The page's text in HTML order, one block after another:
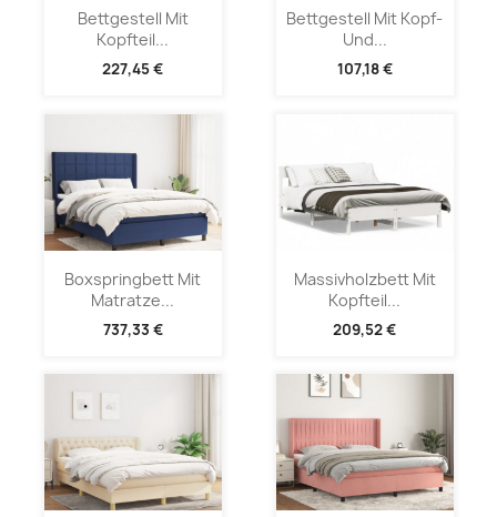
Bettgestell Mit
Kopfteil...
227,45 €
Bettgestell Mit Kopf-
Und...
107,18 €
Boxspringbett Mit
Matratze...
737,33 €
Massivholzbett Mit
Kopfteil...
209,52 €